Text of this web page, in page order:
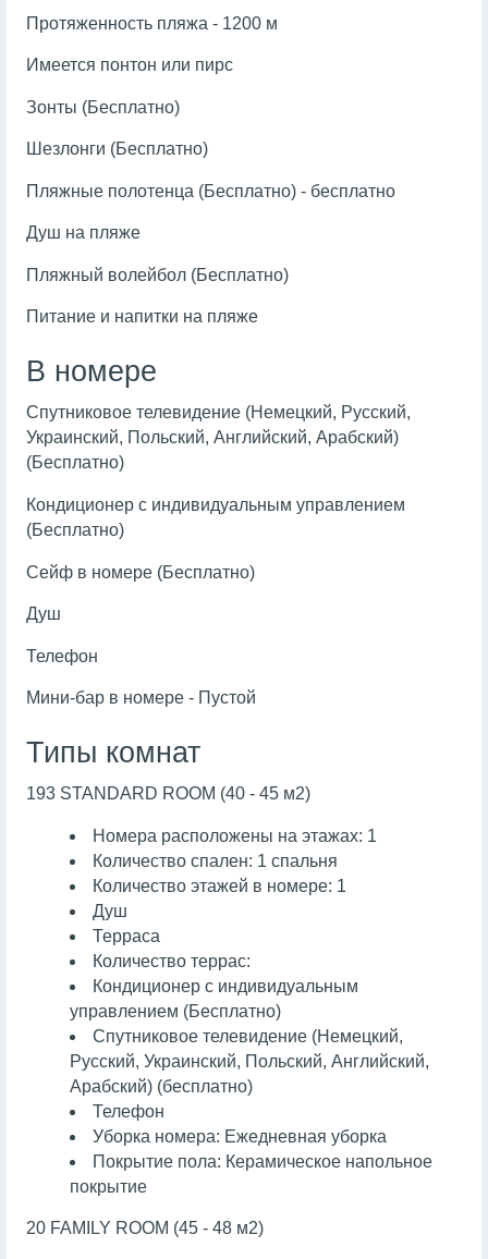
Протяженность пляжа - 1200 м
Имеется понтон или пирс
Зонты (Бесплатно)
Шезлонги (Бесплатно)
Пляжные полотенца (Бесплатно) - бесплатно
Душ на пляже
Пляжный волейбол (Бесплатно)
Питание и напитки на пляже
В номере
Спутниковое телевидение (Немецкий, Русский,
Украинский, Польский, Английский, Арабский)
(Бесплатно)
Кондиционер с индивидуальным управлением
(Бесплатно)
Сейф в номере (Бесплатно)
Душ
Телефон
Мини-бар в номере - Пустой
Типы комнат
193 STANDARD ROOM (40 - 45 м2)
Номера расположены на этажах: 1
Количество спален: 1 спальня
Количество этажей в номере: 1
Душ
Терраса
Количество террас:
Кондиционер с индивидуальным
управлением (Бесплатно)
Спутниковое телевидение (Немецкий,
Русский, Украинский, Польский, Английский,
Арабский) (бесплатно)
Телефон
Уборка номера: Ежедневная уборка
Покрытие пола: Керамическое напольное
покрытие
20 FAMILY ROOM (45 - 48 м2)